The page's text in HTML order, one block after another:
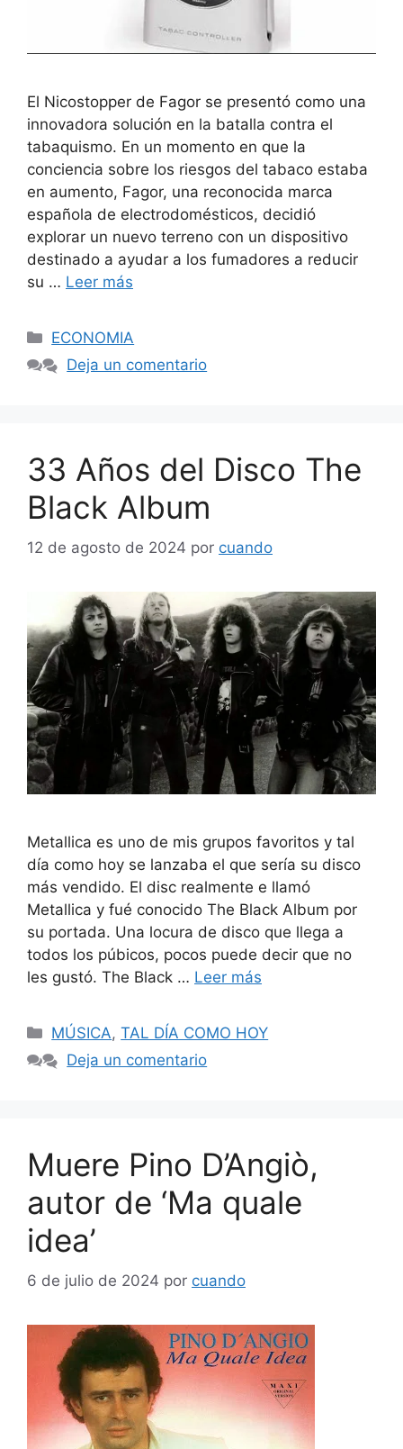
El Nicostopper de Fagor se presentó como una
innovadora solución en la batalla contra el
tabaquismo. En un momento en que la
conciencia sobre los riesgos del tabaco estaba
en aumento, Fagor, una reconocida marca
española de electrodomésticos, decidió
explorar un nuevo terreno con un dispositivo
destinado a ayudar a los fumadores a reducir
su … Leer más
Categorías
ECONOMIA
Deja un comentario
33 Años del Disco The
Black Album
12 de agosto de 2024 por cuando
Metallica es uno de mis grupos favoritos y tal
día como hoy se lanzaba el que sería su disco
más vendido. El disc realmente e llamó
Metallica y fué conocido The Black Album por
su portada. Una locura de disco que llega a
todos los púbicos, pocos puede decir que no
les gustó. The Black … Leer más
Categorías
MÚSICA,TAL DÍA COMO HOY
Deja un comentario
Muere Pino D’Angiò,
autor de ‘Ma quale
idea’
6 de julio de 2024 por cuando